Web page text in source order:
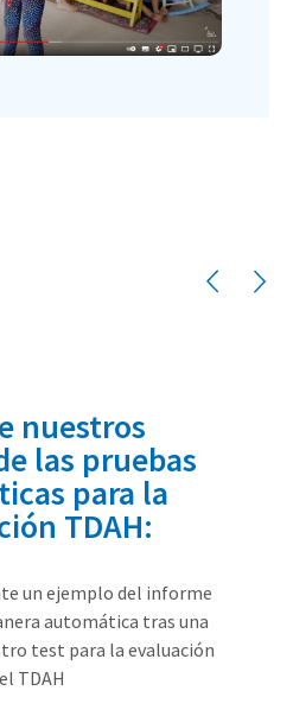
nuestros
las pruebas
para la
TDAH:
un ejemplo del informe
automática tras una
test para la evaluación
TDAH